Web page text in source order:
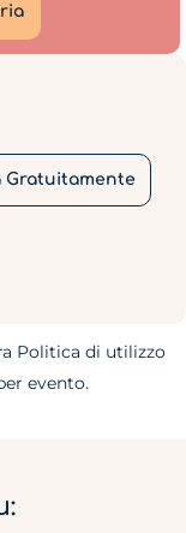
Gratuitamente
Politica di utilizzo
evento.